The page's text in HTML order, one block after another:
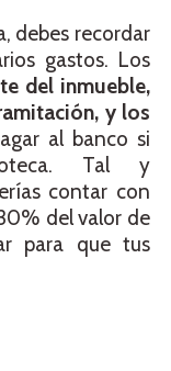
debes recordar
gastos. Los
del inmueble,
y los
al banco si
Tal y
contar con
del valor de
para que tus